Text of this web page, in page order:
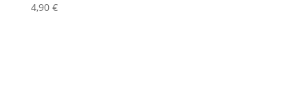
4,90 €